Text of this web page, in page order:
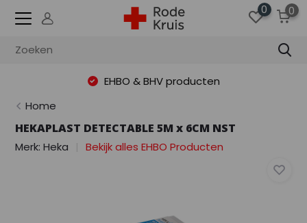
0 0
EHBO & BHV producten
Home
HEKAPLAST DETECTABLE 5M x 6CM NST
Merk:Heka Bekijk alles EHBO Producten